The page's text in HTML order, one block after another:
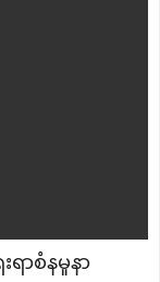
ာစံနမူနာ